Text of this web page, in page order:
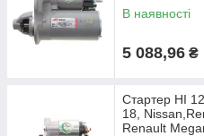
В наявності
5 088,96 ₴
Стартер HI
18,
Renault